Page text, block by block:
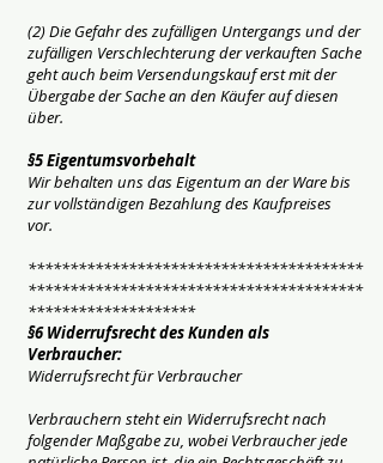
(2) Die Gefahr des zufälligen Untergangs und der
zufälligen Verschlechterung der verkauften Sache
geht auch beim Versendungskauf erst mit der
Übergabe der Sache an den Käufer auf diesen
über.
§5 Eigentumsvorbehalt
Wir behalten uns das Eigentum an der Ware bis
zur vollständigen Bezahlung des Kaufpreises
vor.
****************************************
****************************************
********************
§6 Widerrufsrecht des Kunden als
Verbraucher:
Widerrufsrecht für Verbraucher
Verbrauchern steht ein Widerrufsrecht nach
folgender Maßgabe zu, wobei Verbraucher jede